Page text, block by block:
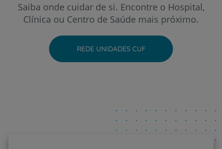
Hospital CUF Torres Vedras
Saiba onde cuidar de si. Encontre o Hospital,
Clínica ou Centro de Saúde mais próximo.
REDE UNIDADES CUF